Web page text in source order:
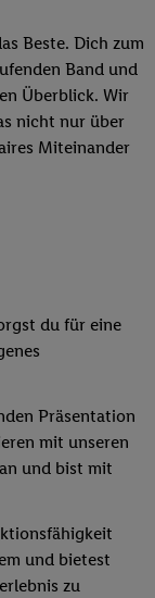
Beste. Dich zum
Band und
Überblick. Wir
nicht nur über
Miteinander
du für eine
Präsentation
mit unseren
und bist mit
und bietest
zu